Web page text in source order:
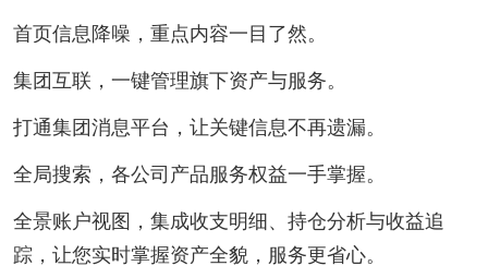
首页信息降噪，重点内容一目了然。
集团互联，一键管理旗下资产与服务。
打通集团消息平台，让关键信息不再遗漏。
全局搜索，各公司产品服务权益一手掌握。
全景账户视图，集成收支明细、持仓分析与收益追
踪，让您实时掌握资产全貌，服务更省心。